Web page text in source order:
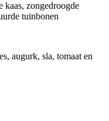
kaas, zongedroogde
tuinbonen
augurk, sla, tomaat en